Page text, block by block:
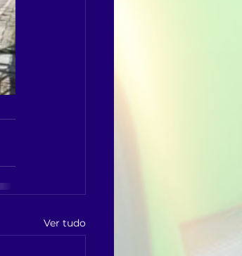
Ver tudo